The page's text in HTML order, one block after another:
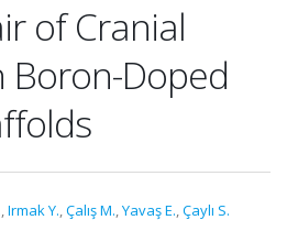
of Cranial
Boron-Doped
,Irmak Y.,Çalış M.,Yavaş E.,Çaylı S.